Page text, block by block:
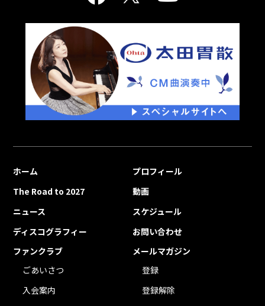
ホーム
プロフィール
The Road to 2027
動画
ニュース
スケジュール
ディスコグラフィー
お問い合わせ
ファンクラブ
ごあいさつ
入会案内
メールマガジン
登録
登録解除